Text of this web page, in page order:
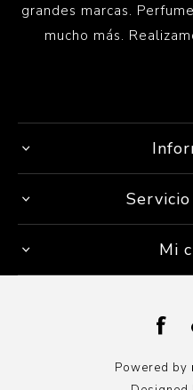
grandes marcas.
mucho más.
Mi
Powered by